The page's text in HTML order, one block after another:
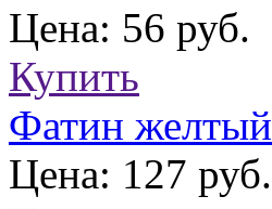
Цена: 56 руб.
Купить
Фатин
Цена: 127 руб.